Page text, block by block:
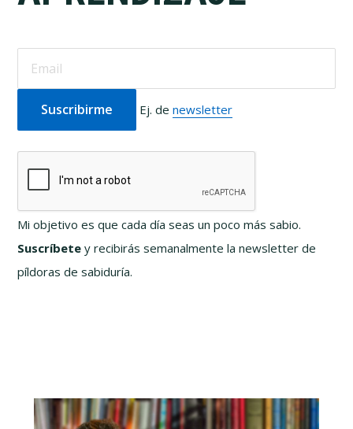
Ej. denewsletter
Mi objetivo es que cada día seas un poco más sabio.
Suscríbete y recibirás semanalmente la newsletter de
píldoras de sabiduría.